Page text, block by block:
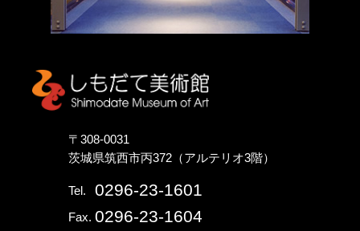
しもだて美術館
〒308-0031
茨城県筑西市丙372（アルテリオ3階）
Tel. 0296-23-1601
Fax. 0296-23-1604